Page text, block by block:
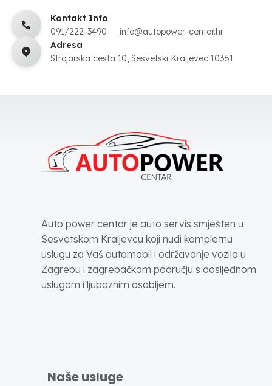
Kontakt Info
091/222-3490
info@autopower-centar.hr
Adresa
Strojarska cesta 10, Sesvetski Kraljevec 10361
Auto power centar je auto servis smješten u
Sesvetskom Kraljevcu koji nudi kompletnu
uslugu za Vaš automobil i održavanje vozila u
Zagrebu i zagrebačkom području s dosljednom
uslugom i ljubaznim osobljem.
Naše usluge